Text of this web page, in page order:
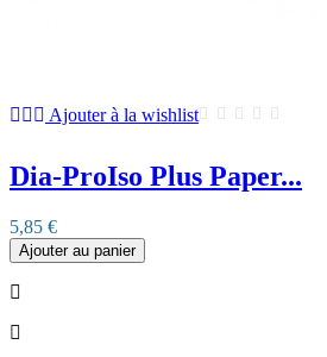
Ajouter à la wishlist
Dia-ProIso Plus Paper...
5,85 €
Ajouter au panier